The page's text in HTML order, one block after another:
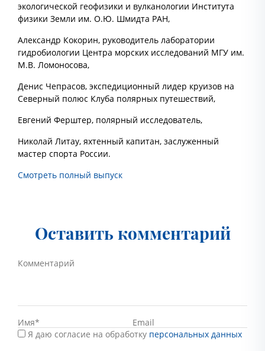
экологической геофизики и вулканологии Института
физики Земли им. О.Ю. Шмидта РАН,
Александр Кокорин, руководитель лаборатории
гидробиологии Центра морских исследований МГУ им.
М.В. Ломоносова,
Денис Чепрасов, экспедиционный лидер круизов на
Северный полюс Клуба полярных путешествий,
Евгений Ферштер, полярный исследователь,
Николай Литау, яхтенный капитан, заслуженный
мастер спорта России.
Смотреть полный выпуск
Оставить комментарий
Я даю согласие на обработку персональных данных